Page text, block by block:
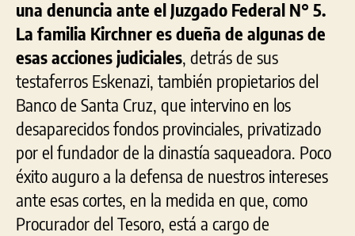
una denuncia ante el Juzgado Federal N° 5.
La familia Kirchner es dueña de algunas de
esas acciones judiciales, detrás de sus
testaferros Eskenazi, también propietarios del
Banco de Santa Cruz, que intervino en los
desaparecidos fondos provinciales, privatizado
por el fundador de la dinastía saqueadora. Poco
éxito auguro a la defensa de nuestros intereses
ante esas cortes, en la medida en que, como
Procurador del Tesoro, está a cargo de